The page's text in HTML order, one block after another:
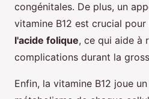
congénitales. De plus, un
vitamine B12 est crucial
l'acide folique, ce qui aide à
complications durant la
Enfin, la vitamine B12 joue